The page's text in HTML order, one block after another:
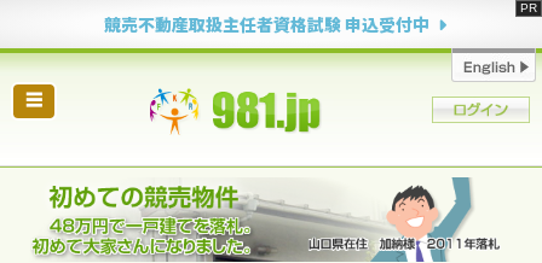
競売不動産取扱主任者資格試験 申込受付中
☰